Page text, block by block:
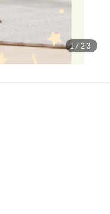
1 /23